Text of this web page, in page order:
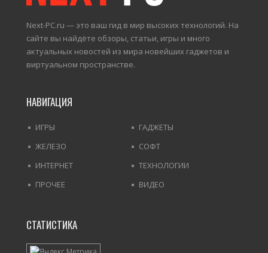
Next-PC.ru — это ваш гид в мир высоких технологий. На
сайте вы найдёте обзоры, статьи, игры и много
актуальных новостей из мира новейших гаджетов и
виртуальном пространстве.
НАВИГАЦИЯ
ИГРЫ
ГАДЖЕТЫ
ЖЕЛЕЗО
СОФТ
ИНТЕРНЕТ
ТЕХНОЛОГИИ
ПРОЧЕЕ
ВИДЕО
СТАТИСТИКА